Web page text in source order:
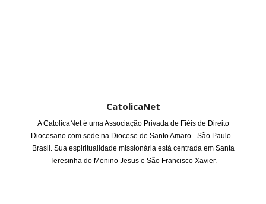
CatolicaNet
A CatolicaNet é uma Associação Privada de Fiéis de Direito
Diocesano com sede na Diocese de Santo Amaro - São Paulo -
Brasil. Sua espiritualidade missionária está centrada em Santa
Teresinha do Menino Jesus e São Francisco Xavier.